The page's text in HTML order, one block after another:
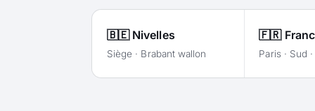
🇧🇪 Nivelles
Siège · Brabant wallon
🇫🇷
Paris · Sud